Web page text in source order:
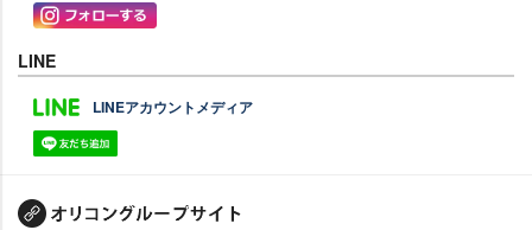
LINE
LINEアカウントメディア